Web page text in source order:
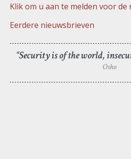
Klik om u aan te melden voor
Eerdere nieuwsbrieven
“Security is of the world,
Osho